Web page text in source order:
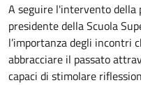
A seguire l'intervento della
presidente della Scuola
l’importanza degli incontri
abbracciare il passato
capaci di stimolare